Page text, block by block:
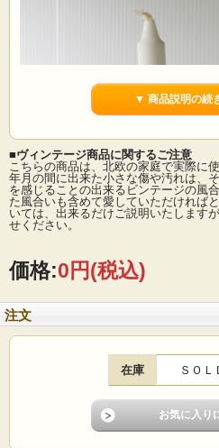
▼ 商品説明の続
■ヴィンテージ商品に関するご注意
こちらの商品は、北欧の家庭で実際に
年月の間に出来た小さな傷や汚れは、
を感じることの出来るビンテージの風
た風合いも含めて愛していただければ
いては、出来るだけご説明いたします
せください。
価格:0円(税込)
注文
在庫 ＳＯ